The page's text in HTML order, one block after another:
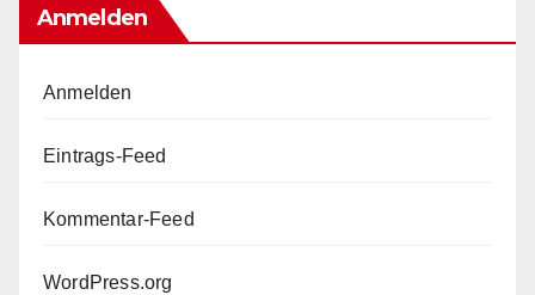
Anmelden
Anmelden
Eintrags-Feed
Kommentar-Feed
WordPress.org